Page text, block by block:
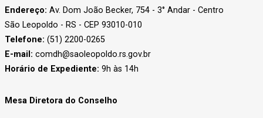
Endereço: Av. Dom João Becker, 754 - 3° Andar - Centro
São Leopoldo - RS - CEP 93010-010
Telefone: (51) 2200-0265
E-mail: comdh@saoleopoldo.rs.gov.br
Horário de Expediente: 9h às 14h
Mesa Diretora do Conselho